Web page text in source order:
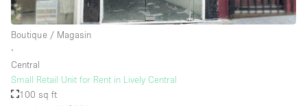
Boutique / Magasin
∙
Central
Small Retail Unit for Rent in Lively Central
100 sq ft